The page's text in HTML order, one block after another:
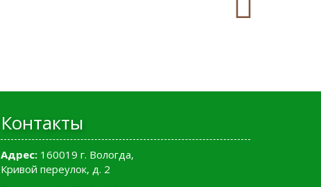
Контакты
Адрес: 160019 г. Вологда,
Кривой переулок, д. 2